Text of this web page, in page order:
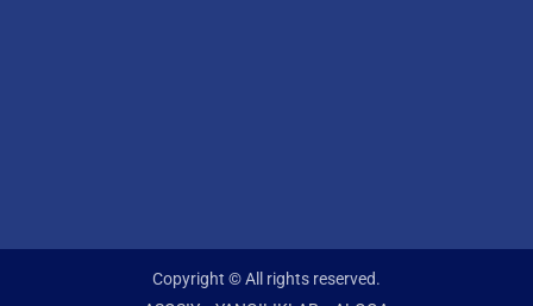
Copyright © All rights reserved.